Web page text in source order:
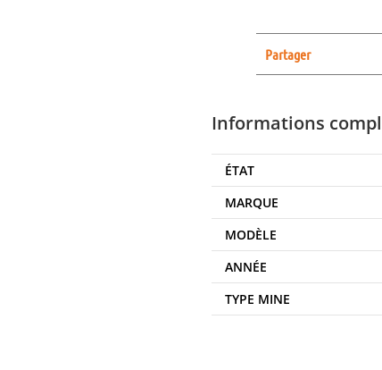
Partager
Informations
ÉTAT
MARQUE
MODÈLE
ANNÉE
TYPE MINE